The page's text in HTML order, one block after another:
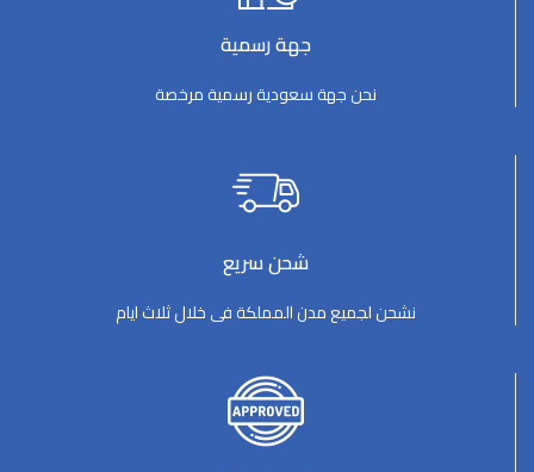
جهة رسمية
نحن جهة سعودية رسمية مرخصة
شحن سريع
نشحن لجميع مدن المملكة فى خلال ثلاث ايام